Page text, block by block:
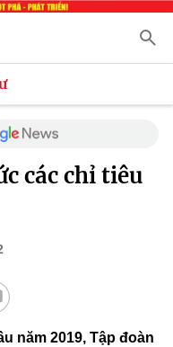
các chỉ tiêu
năm 2019, Tập đoàn